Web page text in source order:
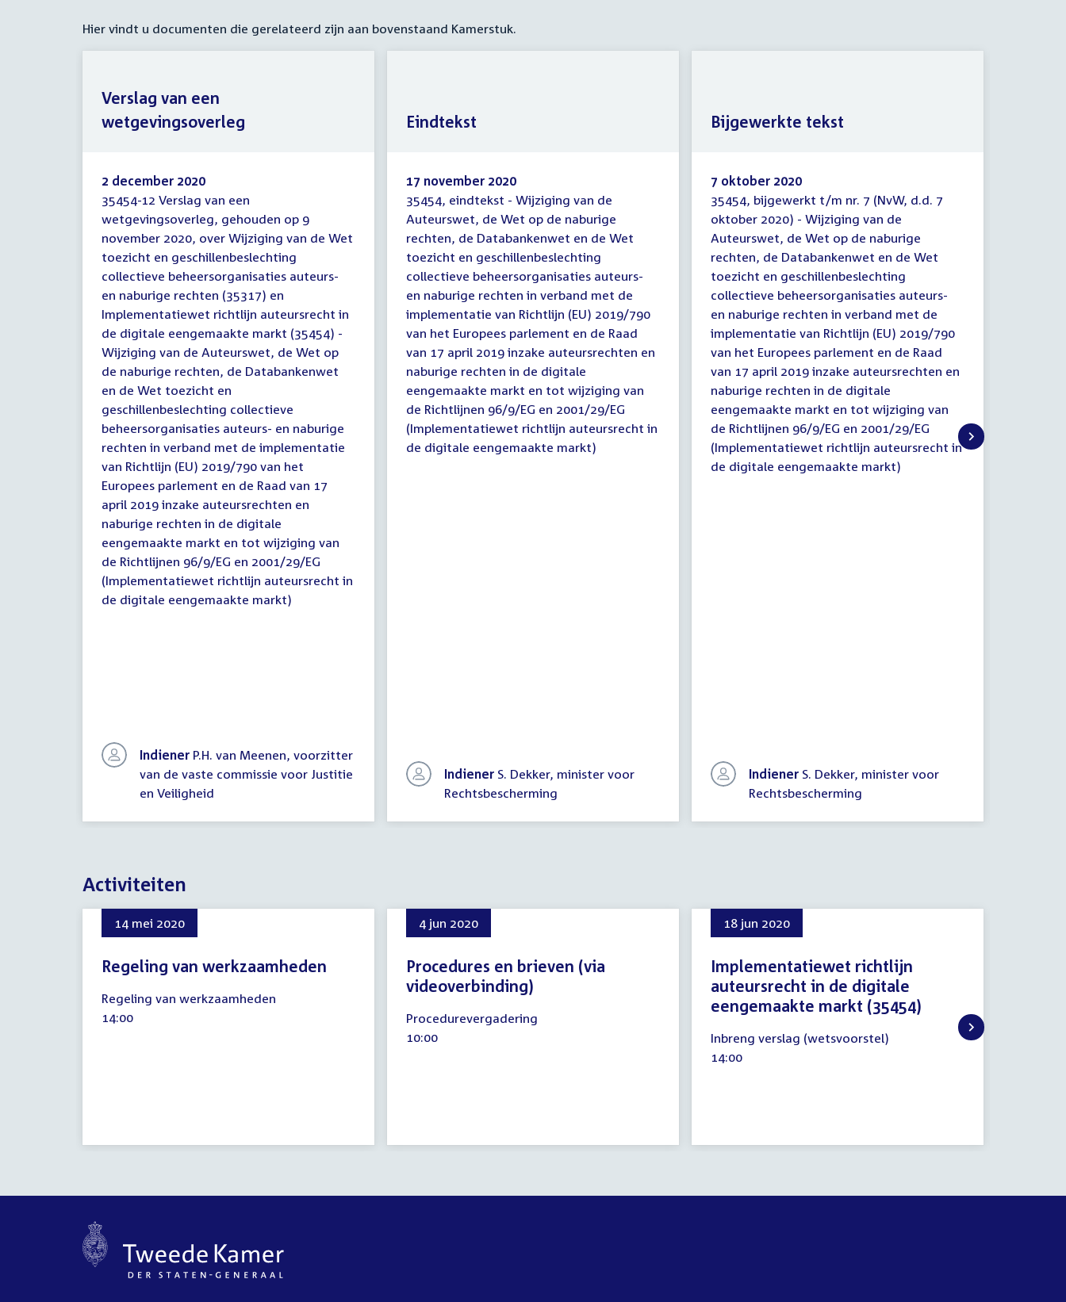
Hier vindt u documenten die gerelateerd zijn aan bovenstaand Kamerstuk.
Verslag
van
een
wetgevingsoverleg
2 december 2020
35454-12 Verslag van een
wetgevingsoverleg, gehouden op 9
november 2020, over Wijziging van de Wet
toezicht en geschillenbeslechting
collectieve beheersorganisaties auteurs-
en naburige rechten (35317) en
Implementatiewet richtlijn auteursrecht in
de digitale eengemaakte markt (35454) -
Wijziging van de Auteurswet, de Wet op
de naburige rechten, de Databankenwet
en de Wet toezicht en
geschillenbeslechting collectieve
beheersorganisaties auteurs- en naburige
rechten in verband met de implementatie
van Richtlijn (EU) 2019/790 van het
Europees parlement en de Raad van 17
april 2019 inzake auteursrechten en
naburige rechten in de digitale
eengemaakte markt en tot wijziging van
de Richtlijnen 96/9/EG en 2001/29/EG
(Implementatiewet richtlijn auteursrecht in
de digitale eengemaakte markt)
Indiener P.H. van Meenen, voorzitter
van de vaste commissie voor Justitie
en Veiligheid
Verslag van een
wetgevingsoverleg
Eindtekst
17 november 2020
35454, eindtekst - Wijziging van de
Auteurswet, de Wet op de naburige
rechten, de Databankenwet en de Wet
toezicht en geschillenbeslechting
collectieve beheersorganisaties auteurs-
en naburige rechten in verband met de
implementatie van Richtlijn (EU) 2019/790
van het Europees parlement en de Raad
van 17 april 2019 inzake auteursrechten en
naburige rechten in de digitale
eengemaakte markt en tot wijziging van
de Richtlijnen 96/9/EG en 2001/29/EG
(Implementatiewet richtlijn auteursrecht in
de digitale eengemaakte markt)
Indiener S. Dekker, minister voor
Rechtsbescherming
Eindtekst
Bijgewerkte
tekst
7 oktober 2020
35454, bijgewerkt t/m nr. 7 (NvW, d.d. 7
oktober 2020) - Wijziging van de
Auteurswet, de Wet op de naburige
rechten, de Databankenwet en de Wet
toezicht en geschillenbeslechting
collectieve beheersorganisaties auteurs-
en naburige rechten in verband met de
implementatie van Richtlijn (EU) 2019/790
van het Europees parlement en de Raad
van 17 april 2019 inzake auteursrechten en
naburige rechten in de digitale
eengemaakte markt en tot wijziging van
de Richtlijnen 96/9/EG en 2001/29/EG
(Implementatiewet richtlijn auteursrecht in
de digitale eengemaakte markt)
Indiener S. Dekker, minister voor
Rechtsbescherming
Bijgewerkte tekst
Activiteiten
14 mei 2020
Regeling van werkzaamheden
mei
2020
Regeling van werkzaamheden
Tijd
14:00
4 jun 2020
Procedures en brieven (via
videoverbinding)
juni
2020
Procedurevergadering
Tijd
10:00
18 jun 2020
Implementatiewet richtlijn
auteursrecht in de digitale
eengemaakte markt (35454)
juni
2020
Inbreng verslag (wetsvoorstel)
Tijd
14:00